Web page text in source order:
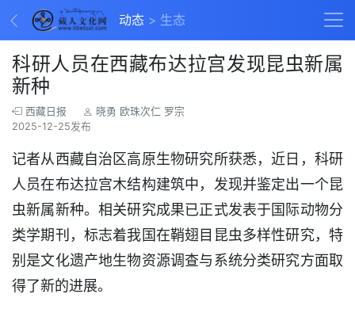
动态 生态
科研人员在西藏布达拉宫发现昆虫新属
新种
西藏日报
晓勇 欧珠次仁 罗宗
2025-12-25发布
记者从西藏自治区高原生物研究所获悉，近日，科研
人员在布达拉宫木结构建筑中，发现并鉴定出一个昆
虫新属新种。相关研究成果已正式发表于国际动物分
类学期刊，标志着我国在鞘翅目昆虫多样性研究，特
别是文化遗产地生物资源调查与系统分类研究方面取
得了新的进展。